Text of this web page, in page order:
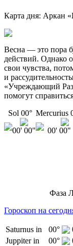
Карта дня: Аркан
Весна — это пора
действий. Однако
свои чувства,
и
«Учреждающий
помогут
Sol 00°
00' 00"
Mercurius
00' 00"
Фаза
Гороскоп на
Saturnus in 00°
Juppiter in
00°